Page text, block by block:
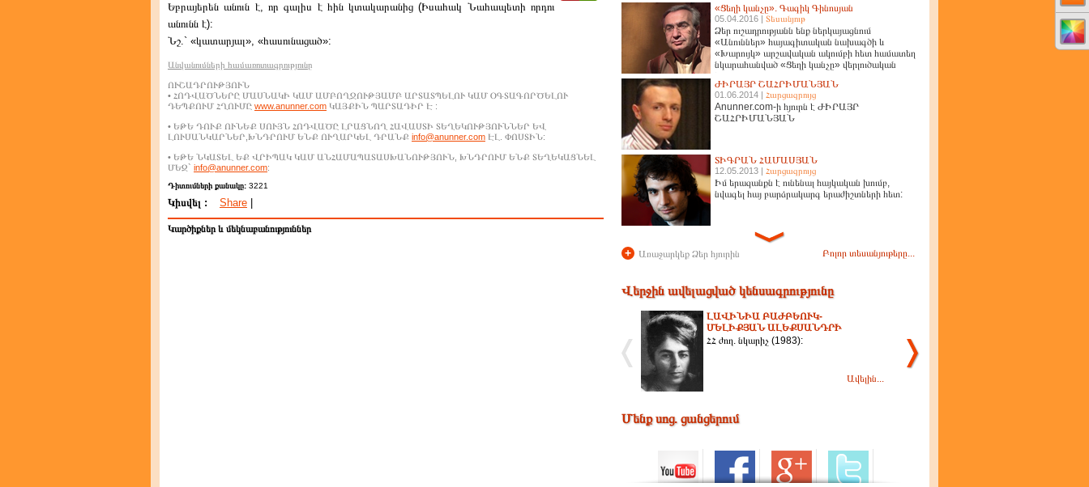
Եբրայերեն անուն է, որ գալիս է հին կտակարանից (Իսահակ Նահապետի որդու
անունն է):
Նշ.` «կատարյալ», «հասունացած»:
Անվանումների համառոտագրությունը
ՈՒՇԱԴՐՈՒԹՅՈՒՆ
• ՀՈԴՎԱԾՆԵՐԸ ՄԱՍՆԱԿԻ ԿԱՄ ԱՄԲՈՂՋՈՒԹՅԱՄԲ ԱՐՏԱՏՊԵԼՈՒ ԿԱՄ ՕԳՏԱԳՈՐԾԵԼՈՒ
ԴԵՊՔՈՒՄ ՀՂՈՒՄԸ www.anunner.com ԿԱՅՔԻՆ ՊԱՐՏԱԴԻՐ Է :
• ԵԹԵ ԴՈՒՔ ՈՒՆԵՔ ՍՈՒՅՆ ՀՈԴՎԱԾԸ ԼՐԱՑՆՈՂ ՀԱՎԱՍՏԻ ՏԵՂԵԿՈՒԹՅՈՒՆՆԵՐ ԵՎ
ԼՈՒՍԱՆԿԱՐՆԵՐ,ԽՆԴՐՈՒՄ ԵՆՔ ՈՒՂԱՐԿԵԼ ԴՐԱՆՔ info@anunner.com ԷԼ. ՓՈՍՏԻՆ:
• ԵԹԵ ՆԿԱՏԵԼ ԵՔ ՎՐԻՊԱԿ ԿԱՄ ԱՆՀԱՄԱՊԱՏԱՍԽԱՆՈՒԹՅՈՒՆ, ԽՆԴՐՈՒՄ ԵՆՔ ՏԵՂԵԿԱՑՆԵԼ
ՄԵԶ` info@anunner.com:
Դիտումների քանակը: 3221
Կիսվել : Share
Կարծիքներ և մեկնաբանություններ
«Ցեղի կանչը». Գագիկ Գինոսյան
05.04.2016 | Տեսանյութ
Ձեր ուշադրությանն ենք ներկայացնում
«Անուններ» հայագիտական նախագծի և
«Խարույկ» արշավական ակումբի հետ համատեղ
նկարահանված «Ցեղի կանչը» վերլուծական
ԺԻՐԱՅՐ ՇԱՀՐԻՄԱՆՅԱՆ
01.06.2014 | Հարցազրույց
Anunner.com-ի հյուրն է ԺԻՐԱՅՐ
ՇԱՀՐԻՄԱՆՅԱՆ
ՏԻԳՐԱՆ ՀԱՄԱՍՅԱՆ
12.05.2013 | Հարցազրույց
Իմ երազանքն է ունենալ հայկական խումբ,
նվագել հայ բարձրակարգ երաժիշտների հետ:
+ Առաջարկեք Ձեր հյուրին Բոլոր տեսանյութերը...
Վերջին ավելացված կենսագրությունը
ԼԱՎԻՆԻԱ ԲԱԺԲԵՈՒԿ-
ՄԵԼԻՔՅԱՆ ԱԼԵՔՍԱՆԴՐԻ
ՀՀ ժող. նկարիչ (1983):
Ավելին...
Մենք սոց. ցանցերում